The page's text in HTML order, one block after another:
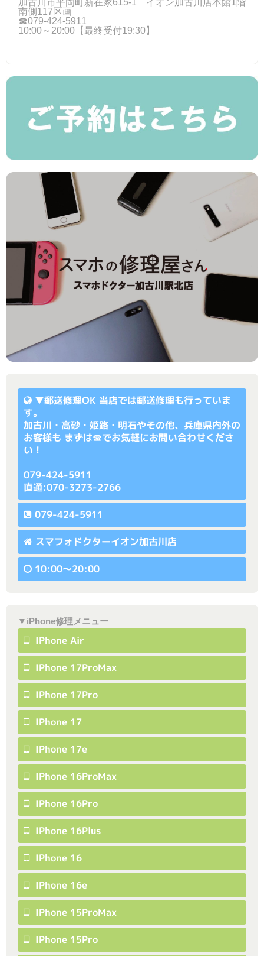
加古川市平岡町新在家615-1 イオン加古川店本館1階
南側117区画
☎079-424‐5911
10:00～20:00【最終受付19:30】
▼郵送修理OK 当店では郵送修理も行っていま
す。
加古川・高砂・姫路・明石やその他、兵庫県内外の
お客様も まずは☎でお気軽にお問い合わせくださ
い！
079-424-5911
直通:070-3273-2766
079-424-5911
スマフォドクターイオン加古川店
10:00〜20:00
▼iPhone修理メニュー
IPhone Air
IPhone 17ProMax
IPhone 17Pro
IPhone 17
IPhone 17e
IPhone 16ProMax
IPhone 16Pro
IPhone 16Plus
IPhone 16
IPhone 16e
IPhone 15ProMax
IPhone 15Pro